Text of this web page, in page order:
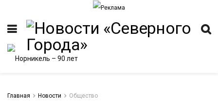
Главная Новости Общество